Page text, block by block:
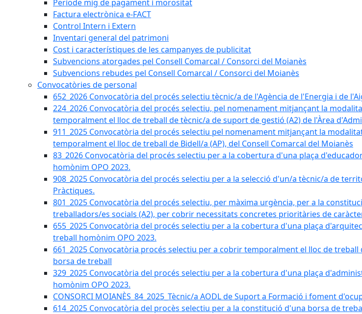
Període mig de pagament i morositat
Factura electrònica e-FACT
Control Intern i Extern
Inventari general del patrimoni
Cost i característiques de les campanyes de publicitat
Subvencions atorgades pel Consell Comarcal / Consorci del Moianès
Subvencions rebudes pel Consell Comarcal / Consorci del Moianès
Convocatòries de personal
652_2026 Convocatòria del procés selectiu tècnic/a de l'Agència de l'Energia i de
224_2026 Convocatòria del procés selectiu, pel nomenament mitjançant la
temporalment el lloc de treball de tècnic/a de suport de gestió (A2) de l'Àrea
911_2025 Convocatòria del procés selectiu pel nomenament mitjançant la
temporalment el lloc de treball de Bidell/a (AP), del Consell Comarcal del Moianès
83_2026 Convocatòria del procés selectiu per a la cobertura d'una plaça
homònim OPO 2023.
908_2025 Convocatòria del procés selectiu per a la selecció d'un/a tècnic/a de
Pràctiques.
801_2025 Convocatòria del procés selectiu, per màxima urgència, per a la
treballadors/es socials (A2), per cobrir necessitats concretes prioritàries de
655_2025 Convocatòria del procés selectiu per a la cobertura d'una plaça
treball homònim OPO 2023.
661_2025 Convocatòria procés selectiu per a cobrir temporalment el lloc de
borsa de treball
329_2025 Convocatòria del procés selectiu per a la cobertura d'una plaça
homònim OPO 2023.
CONSORCI MOIANÈS_84_2025_Tècnic/a AODL de Suport a Formació i foment
614_2025 Convocatòria del procès selectiu per a la constitució d'una borsa de